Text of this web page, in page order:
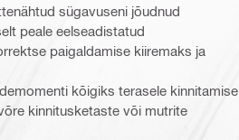
sügavuseni jõudnud
peale eelseadistatud
paigaldamise kiiremaks ja
kõigiks terasele kinnitamise
kinnitusketaste või mutrite